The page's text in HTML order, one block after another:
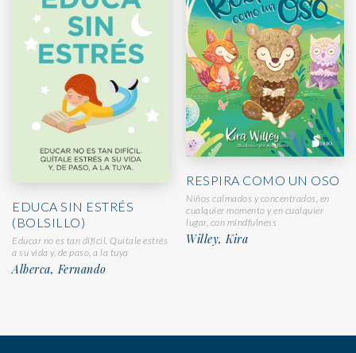
EDUCA SIN ESTRÉS
(BOLSILLO)
Educar no es tan difícil. Quítale estrés
a su vida y, de paso, a la tuya
Alberca, Fernando
RESPIRA COMO UN OSO
Niños calmados y concentrados, en
cualquier momento y en cualquier
lugar, con mindfulness
Willey, Kira